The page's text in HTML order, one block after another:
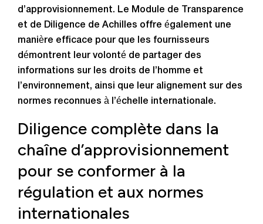
d’approvisionnement. Le Module de Transparence
et de Diligence de Achilles offre également une
manière efficace pour que les fournisseurs
démontrent leur volonté de partager des
informations sur les droits de l’homme et
l’environnement, ainsi que leur alignement sur des
normes reconnues à l’échelle internationale.
Diligence complète dans la
chaîne d’approvisionnement
pour se conformer à la
régulation et aux normes
internationales